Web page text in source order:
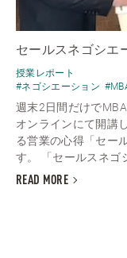
セールスネゴシエ
授業レポート
#ネゴシエーション
週末2日間だけで
オンラインにて開講
る営業の心得「セー
す。 「セールスネゴ
READ MORE